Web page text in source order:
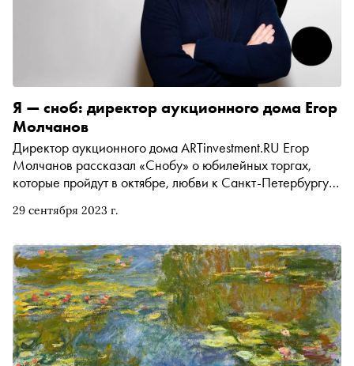
29 сентября 2023 г.
Я — сноб: директор аукционного дома Егор
Молчанов
Директор аукционного дома ARTinvestment.RU Егор
Молчанов рассказал «Снобу» о юбилейных торгах,
которые пройдут в октябре, любви к Санкт-Петербургу,
пустым стенам